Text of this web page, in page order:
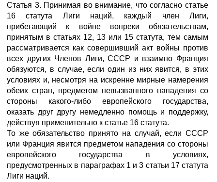
Статья 3. Принимая во внимание, что согласно статье
16 статута Лиги наций, каждый член Лиги,
прибегающий к войне вопреки обязательствам,
принятым в статьях 12, 13 или 15 статута, тем самым
рассматривается как совершивший акт войны против
всех других Членов Лиги, СССР и взаимно Франция
обязуются, в случае, если один из них явится, в этих
условиях и, несмотря на искренне мирные намерения
обеих стран, предметом невызванного нападения со
стороны какого-либо европейского государства,
оказать друг другу немедленно помощь и поддержку,
действуя применительно к статье 16 статута.
То же обязательство принято на случай, если СССР
или Франция явится предметом нападения со стороны
европейского государства в условиях,
предусмотренных в параграфах 1 и 3 статьи 17 статута
Лиги наций.